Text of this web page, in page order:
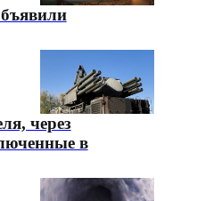
через
в